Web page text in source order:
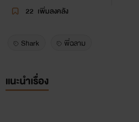
22 เพิ่มลงคลัง
Shark พี่ฉลาม
แนะนำเรื่อง